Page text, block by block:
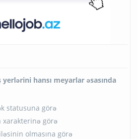
hansı meyarlar əsasında
statusuna görə
xarakterinə görə
olmasına görə